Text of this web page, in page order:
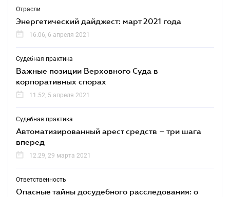
Отрасли
Энергетический дайджест: март 2021 года
16.06, 6 апреля 2021
Судебная практика
Важные позиции Верховного Суда в
корпоративных спорах
11.52, 5 апреля 2021
Судебная практика
Автоматизированный арест средств – три шага
вперед
12.29, 29 марта 2021
Ответственность
Опасные тайны досудебного расследования: о